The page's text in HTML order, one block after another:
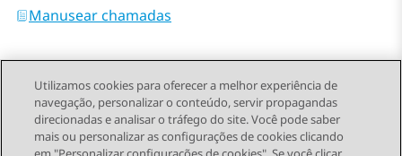
Manusear chamadas
Send Feedback
Utilizamos cookies para oferecer a melhor experiência de
navegação, personalizar o conteúdo, servir propagandas
direcionadas e analisar o tráfego do site. Você pode saber
mais ou personalizar as configurações de cookies clicando